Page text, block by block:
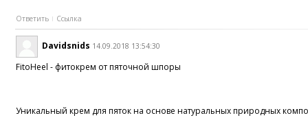
Ответить Ссылка
Davidsnids 14.09.2018 13:54:30
FitoHeel - фитокрем от пяточной шпоры
Уникальный крем для пяток на основе натуральных природных